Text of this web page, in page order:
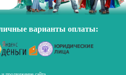
варианты оплаты: